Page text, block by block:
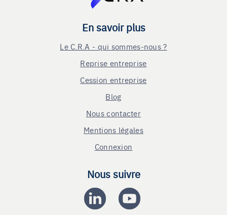
En savoir plus
Le C.R.A - qui sommes-nous ?
Reprise entreprise
Cession entreprise
Blog
Nous contacter
Mentions légales
Connexion
Nous suivre